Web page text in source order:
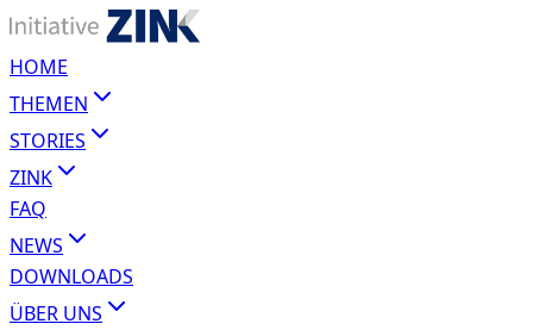
HOME
THEMEN
STORIES
ZINK
FAQ
NEWS
DOWNLOADS
ÜBER UNS